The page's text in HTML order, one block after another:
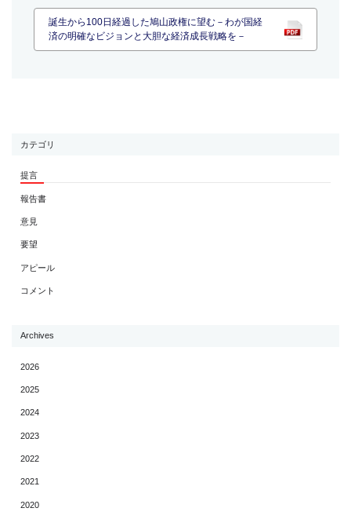
誕生から100日経過した鳩山政権に望む－わが国経
済の明確なビジョンと大胆な経済成長戦略を－
カテゴリ
提言
報告書
意見
要望
アピール
コメント
Archives
2026
2025
2024
2023
2022
2021
2020